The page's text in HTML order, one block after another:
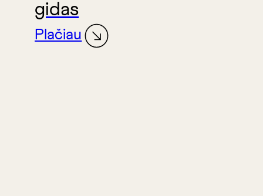
gidas
Plačiau